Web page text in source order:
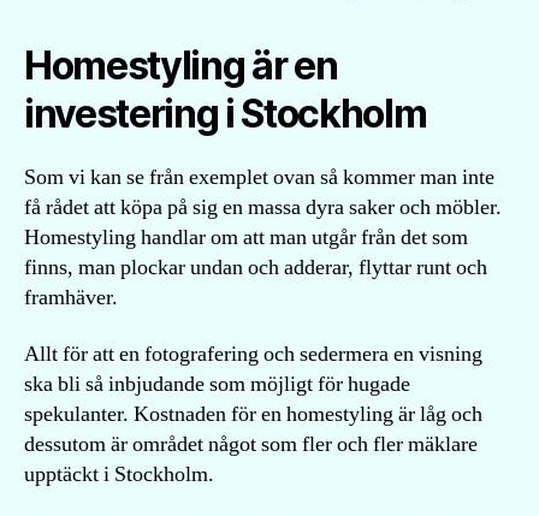
Homestyling är en
investering i Stockholm
Som vi kan se från exemplet ovan så kommer man inte
få rådet att köpa på sig en massa dyra saker och möbler.
Homestyling handlar om att man utgår från det som
finns, man plockar undan och adderar, flyttar runt och
framhäver.
Allt för att en fotografering och sedermera en visning
ska bli så inbjudande som möjligt för hugade
spekulanter. Kostnaden för en homestyling är låg och
dessutom är området något som fler och fler mäklare
upptäckt i Stockholm.